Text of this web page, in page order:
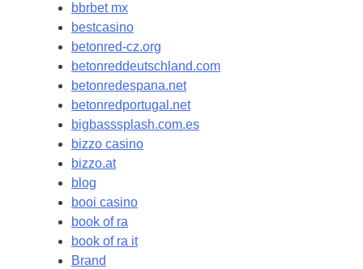
bbrbet mx
bestcasino
betonred-cz.org
betonreddeutschland.com
betonredespana.net
betonredportugal.net
bigbasssplash.com.es
bizzo casino
bizzo.at
blog
booi casino
book of ra
book of ra it
Brand